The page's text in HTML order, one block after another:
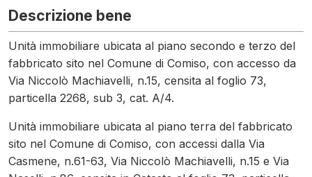
Descrizione bene
Unità immobiliare ubicata al piano secondo e terzo del
fabbricato sito nel Comune di Comiso, con accesso da
Via Niccolò Machiavelli, n.15, censita al foglio 73,
particella 2268, sub 3, cat. A/4.
Unità immobiliare ubicata al piano terra del fabbricato
sito nel Comune di Comiso, con accessi dalla Via
Casmene, n.61-63, Via Niccolò Machiavelli, n.15 e Via